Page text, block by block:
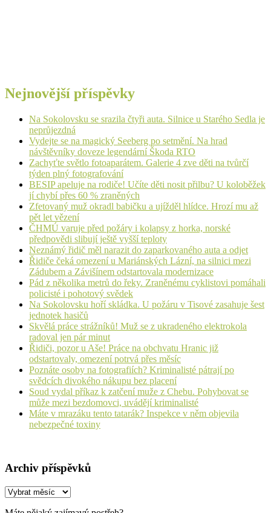
Nejnovější příspěvky
Na Sokolovsku se srazila čtyři auta. Silnice u Starého Sedla je
neprůjezdná
Vydejte se na magický Seeberg po setmění. Na hrad
návštěvníky doveze legendární Škoda RTO
Zachyťte světlo fotoaparátem. Galerie 4 zve děti na tvůrčí
týden plný fotografování
BESIP apeluje na rodiče! Učíte děti nosit přilbu? U koloběžek
jí chybí přes 60 % zraněných
Zfetovaný muž okradl babičku a ujížděl hlídce. Hrozí mu až
pět let vězení
ČHMÚ varuje před požáry i kolapsy z horka, norské
předpovědi slibují ještě vyšší teploty
Neznámý řidič měl narazit do zaparkovaného auta a odjet
Řidiče čeká omezení u Mariánských Lázní, na silnici mezi
Zádubem a Závišínem odstartovala modernizace
Pád z několika metrů do řeky. Zraněnému cyklistovi pomáhali
policisté i pohotový svědek
Na Sokolovsku hoří skládka. U požáru v Tisové zasahuje šest
jednotek hasičů
Skvělá práce strážníků! Muž se z ukradeného elektrokola
radoval jen pár minut
Řidiči, pozor u Aše! Práce na obchvatu Hranic již
odstartovaly, omezení potrvá přes měsíc
Poznáte osoby na fotografiích? Kriminalisté pátrají po
svědcích divokého nákupu bez placení
Soud vydal příkaz k zatčení muže z Chebu. Pohybovat se
může mezi bezdomovci, uvádějí kriminalisté
Máte v mrazáku tento tatarák? Inspekce v něm objevila
nebezpečné toxiny
Archiv příspěvků
Archiv